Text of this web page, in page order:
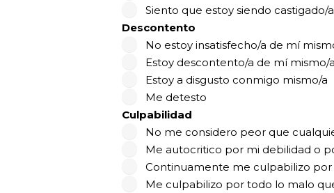
Siento que estoy siendo castigado/a
Descontento
No estoy insatisfecho/a de mí
Estoy descontento/a de mí mismo/a
Estoy a disgusto conmigo mismo/a
Me detesto
Culpabilidad
No me considero peor que
Me autocritico por mi debilidad o
Continuamente me culpabilizo por
Me culpabilizo por todo lo malo